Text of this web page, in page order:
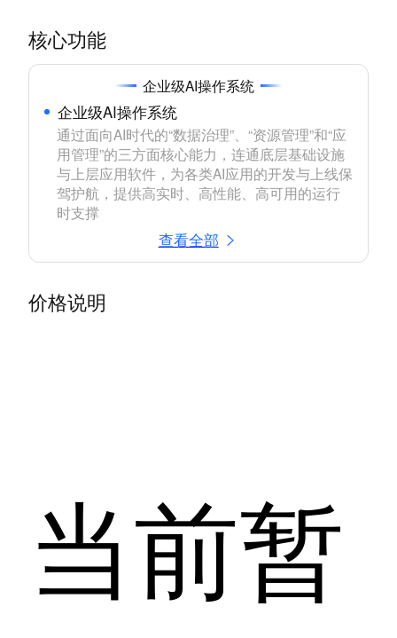
核心功能
企业级AI操作系统
企业级AI操作系统
通过面向AI时代的“数据治理”、“资源管理”和“应
用管理”的三方面核心能力，连通底层基础设施
与上层应用软件，为各类AI应用的开发与上线保
驾护航，提供高实时、高性能、高可用的运行
时支撑
查看全部
价格说明
当前暂